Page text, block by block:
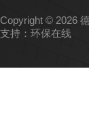
Copyright © 2026
支持： 环保在线